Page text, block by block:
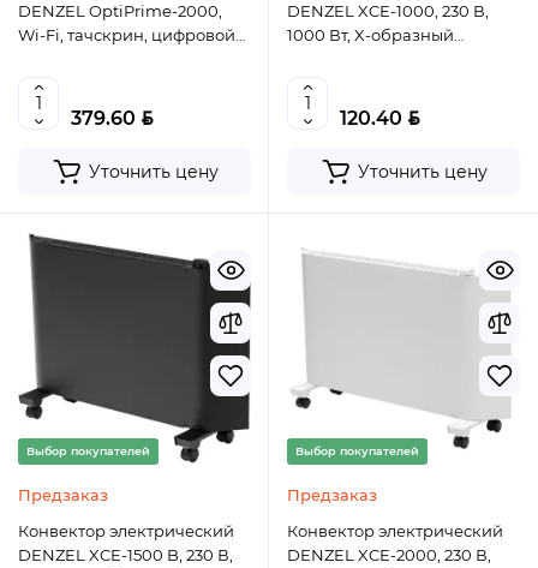
DENZEL OptiPrime-2000,
Wi-Fi, тачскрин, цифровой
379.60 BYN
Уточнить цену
DENZEL XCE-1000, 230 В,
1000 Вт, X-образный
120.40 BYN
Уточнить цену
Выбор покупателей
Предзаказ
Конвектор электрический
DENZEL XCE-1500 B, 230 В,
Выбор покупателей
Предзаказ
Конвектор электрический
DENZEL XCE-2000, 230 В,